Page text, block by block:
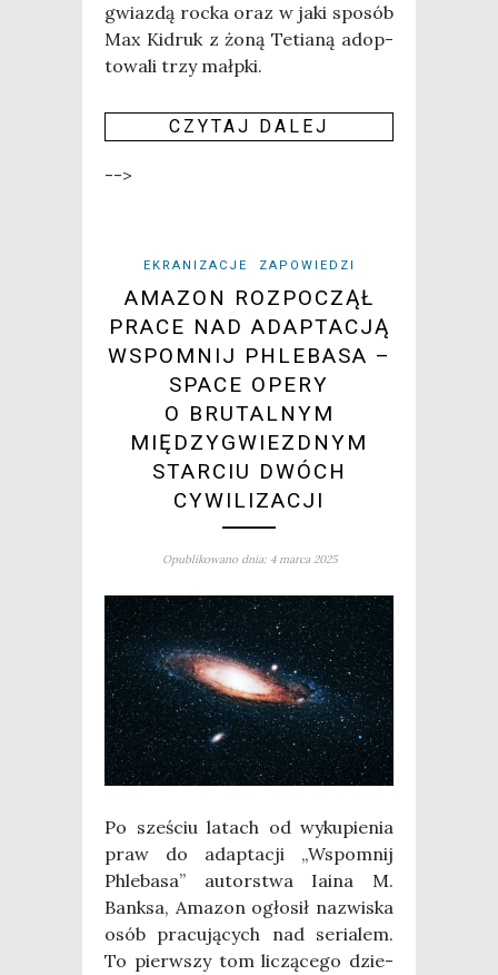
gwiaz­dą roc­ka oraz w jaki spo­sób
Max Kidruk z żoną Tetia­ną adop­
to­wa­li trzy małpki.
CZY­TAJ DALEJ
-->
EKRANIZACJE ZAPOWIEDZI
AMAZON ROZPOCZĄŁ
PRACE NAD ADAPTACJĄ
WSPOMNIJ PHLEBASA –
SPACE OPERY
O BRUTALNYM
MIĘDZYGWIEZDNYM
STARCIU DWÓCH
CYWILIZACJI
Opublikowano dnia: 4 marca 2025
Po sze­ściu latach od wyku­pie­nia
praw do adap­ta­cji „Wspo­mnij
Phle­ba­sa” autor­stwa Iaina M.
Bank­sa, Ama­zon ogło­sił nazwi­ska
osób pra­cu­ją­cych nad seria­lem.
To pierw­szy tom liczą­ce­go dzie­